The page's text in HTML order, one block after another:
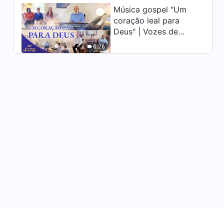
36:23
Palavra de Deus "As duas
encarnações completam o
significado da encarnação"
6:26
Música gospel "Um
coração leal para
Deus" | Vozes de